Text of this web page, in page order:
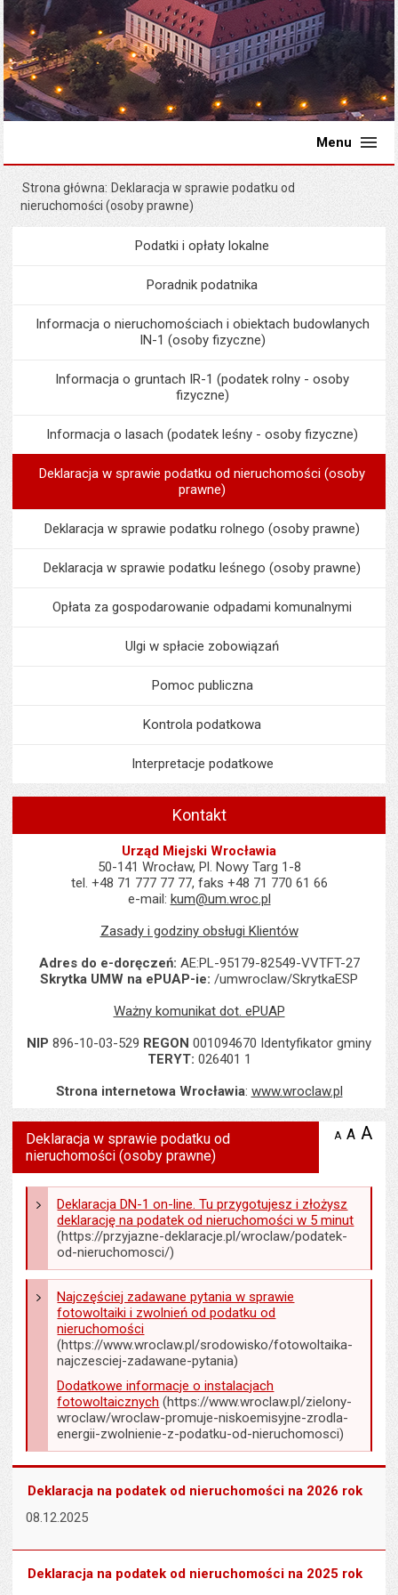
Menu
Strona główna Deklaracja w sprawie podatku od
nieruchomości (osoby prawne)
MenuPodatki i opłaty lokalne
Podatki i opłaty lokalne
Poradnik podatnika
Informacja o nieruchomościach i obiektach budowlanych
IN-1 (osoby fizyczne)
Informacja o gruntach IR-1 (podatek rolny - osoby
fizyczne)
Informacja o lasach (podatek leśny - osoby fizyczne)
Deklaracja w sprawie podatku od nieruchomości (osoby
prawne)
Deklaracja w sprawie podatku rolnego (osoby prawne)
Deklaracja w sprawie podatku leśnego (osoby prawne)
Opłata za gospodarowanie odpadami komunalnymi
Ulgi w spłacie zobowiązań
Pomoc publiczna
Kontrola podatkowa
Interpretacje podatkowe
Kontakt
Urząd Miejski Wrocławia
50-141 Wrocław, Pl. Nowy Targ 1-8
tel. +48 71 777 77 77, faks +48 71 770 61 66
e-mail: kum@um.wroc.pl
Zasady i godziny obsługi Klientów
Adres do e-doręczeń: AE:PL-95179-82549-VVTFT-27
Skrytka UMW na ePUAP-ie: /umwroclaw/SkrytkaESP
Ważny komunikat dot. ePUAP
NIP 896-10-03-529 REGON 001094670 Identyfikator gminy
TERYT: 026401 1
Strona internetowa Wrocławia: www.wroclaw.pl
Wyświetlono artykuł "Deklaracja w sprawie podatku od
Deklaracja w sprawie podatku od
nieruchomości (osoby prawne)
A zmniejsz
A A
Deklaracja DN-1 on-line. Tu przygotujesz i złożysz
deklarację na podatek od nieruchomości w 5 minut
(https://przyjazne-deklaracje.pl/wroclaw/podatek-
od-nieruchomosci/)
Najczęściej zadawane pytania w sprawie
fotowoltaiki i zwolnień od podatku od
nieruchomości
(https://www.wroclaw.pl/srodowisko/fotowoltaika-
najczesciej-zadawane-pytania)
Dodatkowe informacje o instalacjach
fotowoltaicznych (https://www.wroclaw.pl/zielony-
wroclaw/wroclaw-promuje-niskoemisyjne-zrodla-
energii-zwolnienie-z-podatku-od-nieruchomosci)
Deklaracja na podatek od nieruchomości na 2026 rok
08.12.2025
Deklaracja na podatek od nieruchomości na 2025 rok